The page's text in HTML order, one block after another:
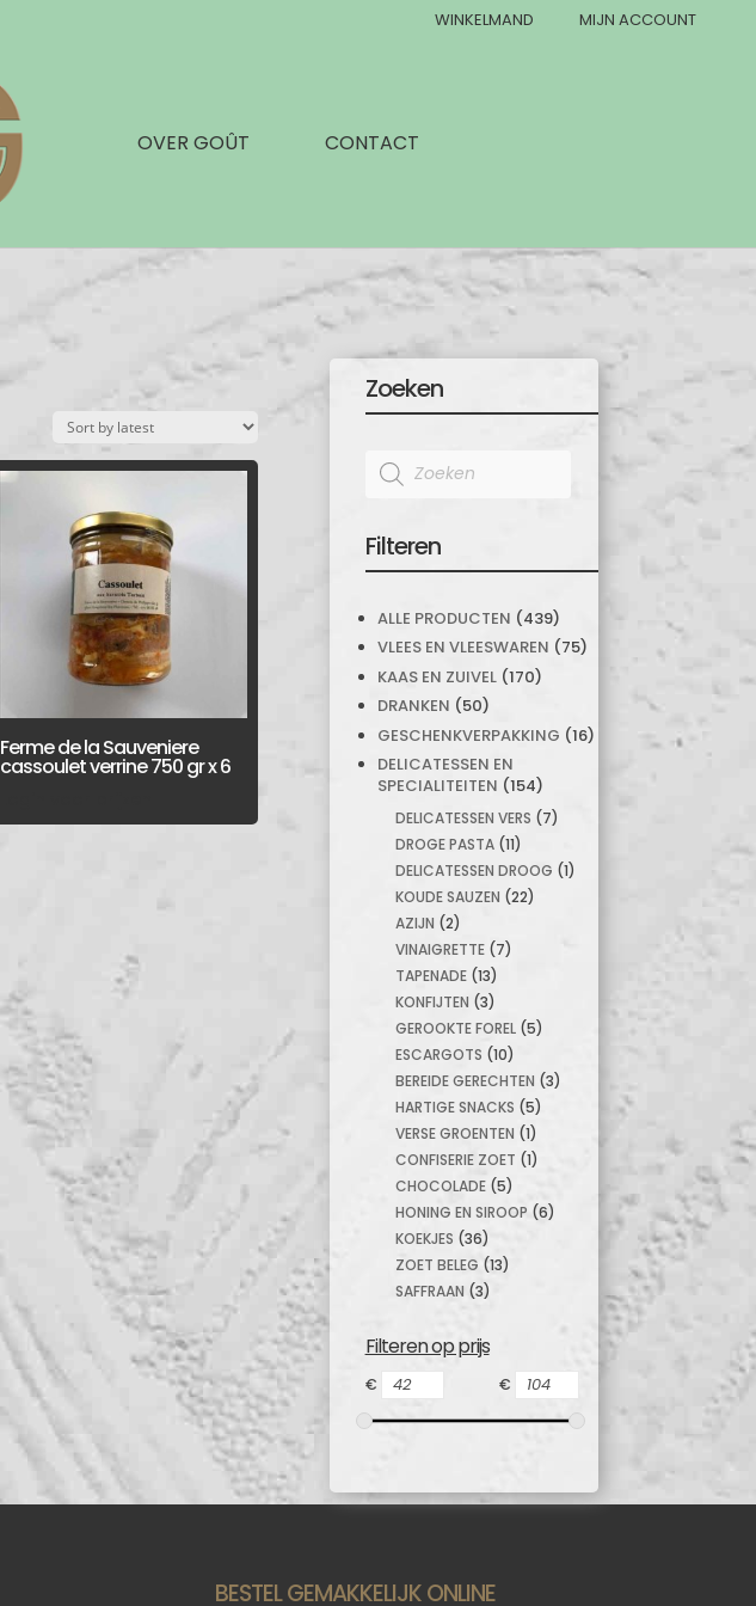
WINKELMAND MIJN ACCOUNT
OVER GOÛT CONTACT
Ferme de la Sauveniere
cassoulet verrine 750 gr x 6
Zoeken
Products
search
Filteren
ALLE PRODUCTEN (439)
VLEES EN VLEESWAREN (75)
KAAS EN ZUIVEL (170)
DRANKEN (50)
GESCHENKVERPAKKING (16)
DELICATESSEN EN
SPECIALITEITEN (154)
DELICATESSEN VERS (7)
DROGE PASTA (11)
DELICATESSEN DROOG (1)
KOUDE SAUZEN (22)
AZIJN (2)
VINAIGRETTE (7)
TAPENADE (13)
KONFIJTEN (3)
GEROOKTE FOREL (5)
ESCARGOTS (10)
BEREIDE GERECHTEN (3)
HARTIGE SNACKS (5)
VERSE GROENTEN (1)
CONFISERIE ZOET (1)
CHOCOLADE (5)
HONING EN SIROOP (6)
KOEKJES (36)
ZOET BELEG (13)
SAFFRAAN (3)
Filteren op prijs
€ €
BESTEL GEMAKKELIJK ONLINE